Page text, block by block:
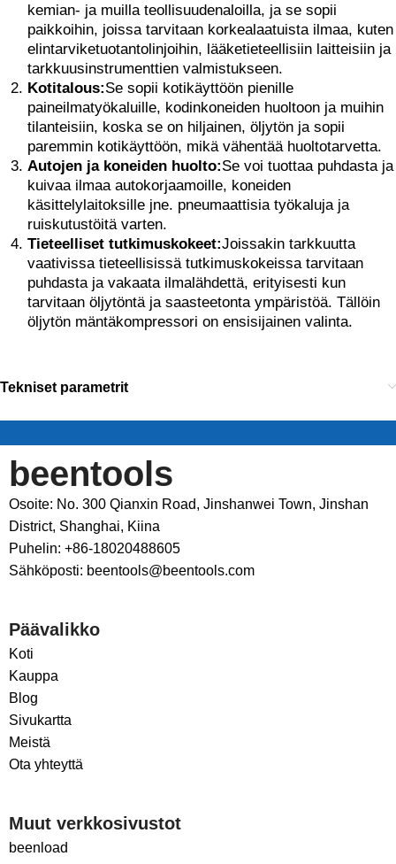
kemian- ja muilla teollisuudenaloilla, ja se sopii
paikkoihin, joissa tarvitaan korkealaatuista ilmaa, kuten
elintarviketuotantolinjoihin, lääketieteellisiin laitteisiin ja
tarkkuusinstrumenttien valmistukseen.
Kotitalous:Se sopii kotikäyttöön pienille
paineilmatyökaluille, kodinkoneiden huoltoon ja muihin
tilanteisiin, koska se on hiljainen, öljytön ja sopii
paremmin kotikäyttöön, mikä vähentää huoltotarvetta.
Autojen ja koneiden huolto:Se voi tuottaa puhdasta ja
kuivaa ilmaa autokorjaamoille, koneiden
käsittelylaitoksille jne. pneumaattisia työkaluja ja
ruiskutustöitä varten.
Tieteelliset tutkimuskokeet:Joissakin tarkkuutta
vaativissa tieteellisissä tutkimuskokeissa tarvitaan
puhdasta ja vakaata ilmalähdettä, erityisesti kun
tarvitaan öljytöntä ja saasteetonta ympäristöä. Tällöin
öljytön mäntäkompressori on ensisijainen valinta.
Tekniset parametrit
beentools
Osoite: No. 300 Qianxin Road, Jinshanwei Town, Jinshan
District, Shanghai, Kiina
Puhelin: +86-18020488605
Sähköposti: beentools@beentools.com
Päävalikko
Koti
Kauppa
Blog
Sivukartta
Meistä
Ota yhteyttä
Muut verkkosivustot
beenload